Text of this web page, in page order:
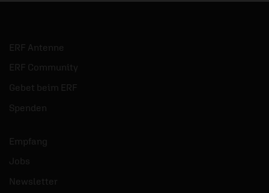
ERF Antenne
ERF Community
Gebet beim ERF
Spenden
Empfang
Jobs
Newsletter